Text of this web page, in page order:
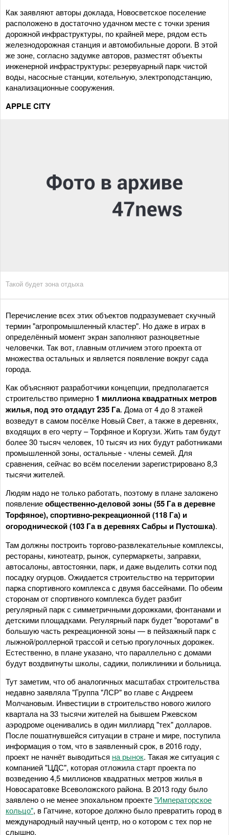
Как заявляют авторы доклада, Новосветское поселение
расположено в достаточно удачном месте с точки зрения
дорожной инфраструктуры, по крайней мере, рядом есть
железнодорожная станция и автомобильные дороги. В этой
же зоне, согласно задумке авторов, разместят объекты
инженерной инфраструктуры: резервуарный парк чистой
воды, насосные станции, котельную, электроподстанцию,
канализационные сооружения.
APPLE CITY
Такой будет зона отдыха
Перечисление всех этих объектов подразумевает скучный
термин "агропромышленный кластер". Но даже в играх в
определённый момент экран заполняют разноцветные
человечки. Так вот, главным отличием этого проекта от
множества остальных и является появление вокруг сада
города.
Как объясняют разработчики концепции, предполагается
строительство примерно 1 миллиона квадратных метров
жилья, под это отдадут 235 Га. Дома от 4 до 8 этажей
возведут в самом посёлке Новый Свет, а также в деревнях,
входящих в его черту – Торфяное и Коргузи. Жить там будут
более 30 тысяч человек, 10 тысяч из них будут работниками
промышленной зоны, остальные - члены семей. Для
сравнения, сейчас во всём поселении зарегистрировано 8,3
тысячи жителей.
Людям надо не только работать, поэтому в плане заложено
появлениеобщественно-деловой зоны (55 Га в деревне
Торфяное), спортивно-рекреационной (118 Га) и
огороднической (103 Га в деревнях Сабры и Пустошка).
Там должны построить торгово-развлекательные комплексы,
рестораны, кинотеатр, рынок, супермаркеты, заправки,
автосалоны, автостоянки, парк, и даже выделить сотки под
посадку огурцов. Ожидается строительство на территории
парка спортивного комплекса с двумя бассейнами. По обеим
сторонам от спортивного комплекса будет разбит
регулярный парк с симметричными дорожками, фонтанами и
детскими площадками. Регулярный парк будет "воротами" в
большую часть рекреационной зоны — в пейзажный парк с
лыжной/роллерной трассой и сетью прогулочных дорожек.
Естественно, в плане указано, что параллельно с домами
будут воздвигнуты школы, садики, поликлиники и больница.
Тут заметим, что об аналогичных масштабах строительства
недавно заявляла "Группа "ЛСР" во главе с Андреем
Молчановым. Инвестиции в строительство нового жилого
квартала на 33 тысячи жителей на бывшем Ржевском
аэродроме оценивались в один миллиард "тех" долларов.
После пошатнувшейся ситуации в стране и мире, поступила
информация о том, что в заявленный срок, в 2016 году,
проект не начнёт выводиться на рынок. Такая же ситуация с
компанией "ЦДС", которая отложила старт проекта по
возведению 4,5 миллионов квадратных метров жилья в
Новосаратовке Всеволожского района. В 2013 году было
заявлено о не менее эпохальном проекте"Императорское
кольцо", в Гатчине, которое должно было превратить город в
международный научный центр, но о котором с тех пор не
слышно.